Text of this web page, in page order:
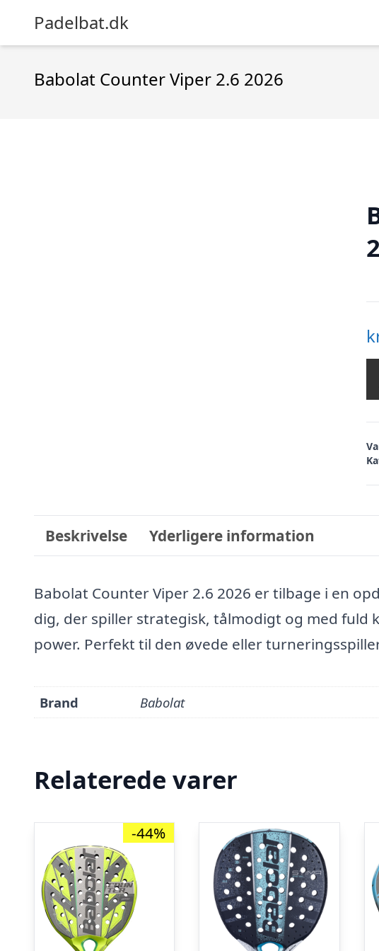
Padelbat.dk
Babolat Counter Viper 2.6 2026
Beskrivelse Yderligere information
Babolat Counter Viper 2.6 2026 er tilbage i en
dig, der spiller strategisk, tålmodigt og med fuld
power. Perfekt til den øvede eller
Brand Babolat
Relaterede varer
-44%